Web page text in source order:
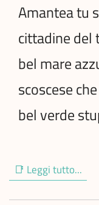
Amantea tu
cittadine del
bel mare
scoscese
bel verde
📑 Leggi tutto...